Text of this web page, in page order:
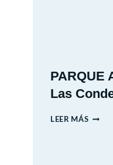
PARQUE
Las
LEER MÁS